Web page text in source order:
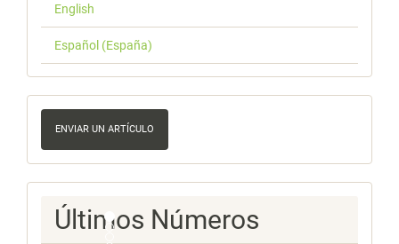
English
Español (España)
Enviar
un
artículo
ENVIAR UN ARTÍCULO
Ultimos
Numeros
Últimos Números